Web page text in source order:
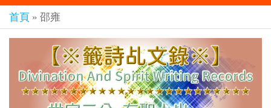
《推
背
圖》
預
言-
樂
人
人
都
是
首頁 » 邵雍